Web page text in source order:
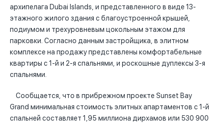
архипелага Dubai Islands, и представленного в виде 13-
этажного жилого здания с благоустроенной крышей,
подиумом и трехуровневым цокольным этажом для
парковки. Согласно данным застройщика, в элитном
комплексе на продажу представлены комфортабельные
квартиры с 1-й и 2-я спальнями, и роскошные дуплексы 3-я
спальнями.
Сообщается, что в прибрежном проекте Sunset Bay
Grand минимальная стоимость элитных апартаментов с 1-й
спальней составляет 1,95 миллиона дирхамов или 530 900